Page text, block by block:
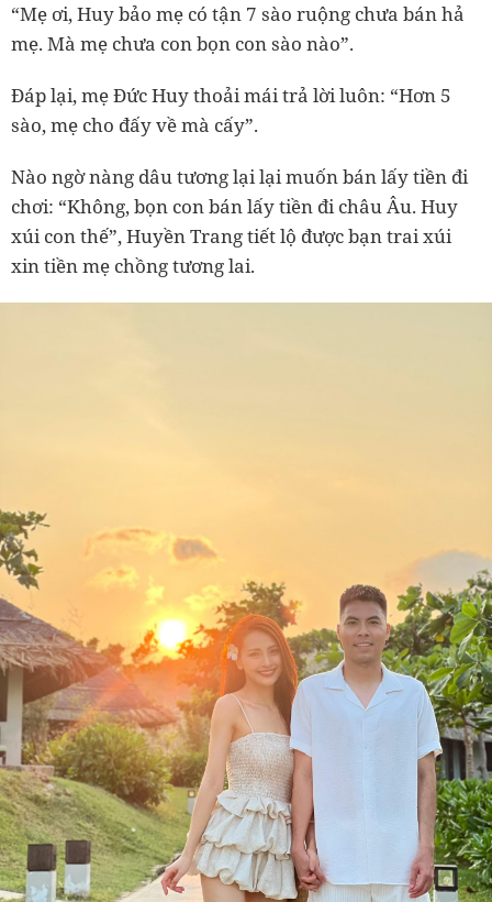
“Mẹ ơi, Huy bảo mẹ có tận 7 sào ruộng chưa bán hả
mẹ. Mà mẹ chưa con bọn con sào nào”.
Đáp lại, mẹ Đức Huy thoải mái trả lời luôn: “Hơn 5
sào, mẹ cho đấy về mà cấy”.
Nào ngờ nàng dâu tương lại lại muốn bán lấy tiền đi
chơi: “Không, bọn con bán lấy tiền đi châu Âu. Huy
xúi con thế”, Huyền Trang tiết lộ được bạn trai xúi
xin tiền mẹ chồng tương lai.